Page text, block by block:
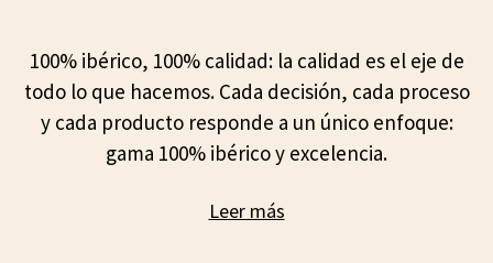
100% ibérico, 100% calidad: la calidad es el eje de
todo lo que hacemos. Cada decisión, cada proceso
y cada producto responde a un único enfoque:
gama 100% ibérico y excelencia.
Leer más